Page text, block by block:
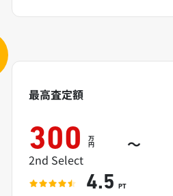
最高査定額
300 万
円 ～
2nd Select
4.5 PT